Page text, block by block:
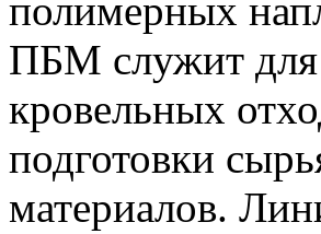
полимерных
ПБМ служит для
кровельных
подготовки
материалов.